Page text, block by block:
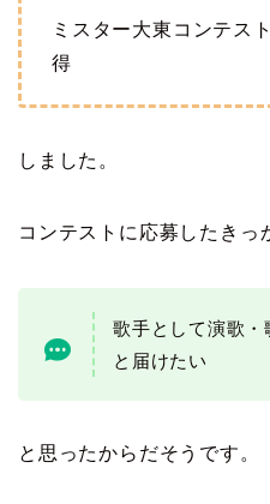
ミスター大東コンテス
得
しました。
コンテストに応募したきっ
歌手として演歌・
と届けたい
と思ったからだそうです。